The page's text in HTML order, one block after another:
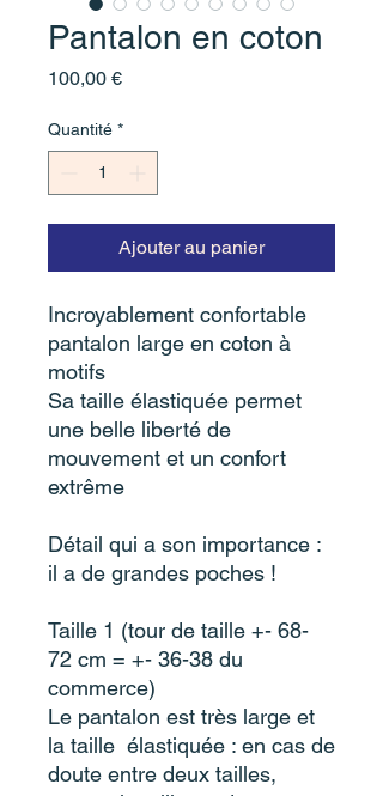
Pantalon en coton
100,00 €Prix
Quantité *
Ajouter au panier
Incroyablement confortable
pantalon large en coton à
motifs
Sa taille élastiquée permet
une belle liberté de
mouvement et un confort
extrême
Détail qui a son importance :
il a de grandes poches !
Taille 1 (tour de taille +- 68-
72 cm = +- 36-38 du
commerce)
Le pantalon est très large et
la taille élastiquée : en cas de
doute entre deux tailles,